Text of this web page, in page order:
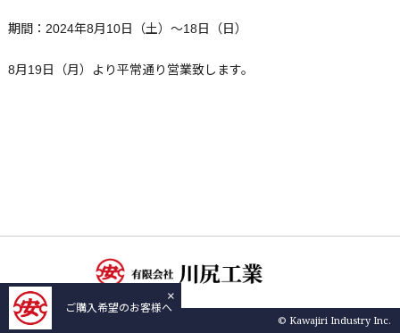
期間：2024年8月10日（土）～18日（日）
8月19日（月）より平常通り営業致します。
×
ご購入希望のお客様へ
© Kawajiri Industry Inc.